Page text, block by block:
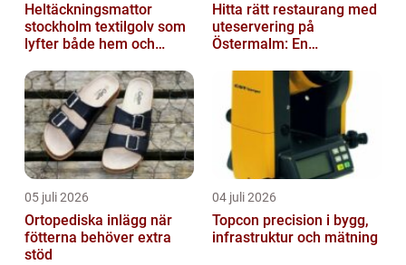
Heltäckningsmattor
stockholm textilgolv som
lyfter både hem och
Hitta rätt restaurang med
uteservering på
Östermalm: En
i solen
05 juli 2026
Ortopediska inlägg när
fötterna behöver extra
stöd
04 juli 2026
Topcon precision i bygg,
infrastruktur och mätning